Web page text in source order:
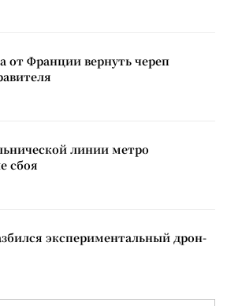
от Франции вернуть череп
линии метро
сбоя
экспериментальный дрон-